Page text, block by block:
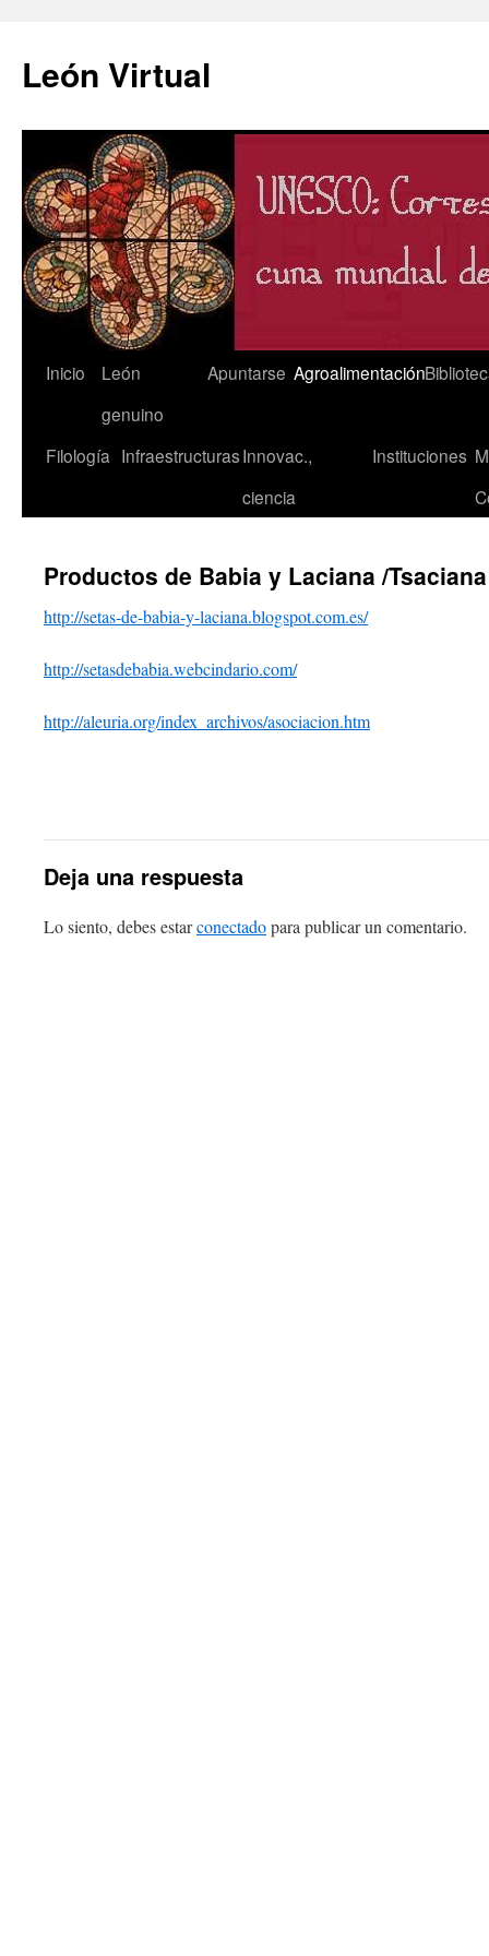
León Virtual
Saltar
contenido
Inicio
León
genuino
Apuntarse Agroalimentación
Filología InfraestructurasInnovac.,
ciencia
Instituciones
Productos de Babia y Laciana /Tsaciana
http://setas-de-babia-y-laciana.blogspot.com.es/
http://setasdebabia.webcindario.com/
http://aleuria.org/index_archivos/asociacion.htm
Deja una respuesta
Lo siento, debes estarconectadopara publicar un comentario.